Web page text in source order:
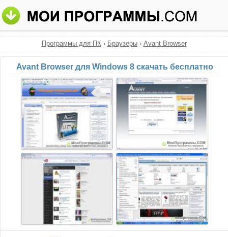
Программы для ПК› Браузеры› Avant Browser
Avant Browser для Windows 8 скачать бесплатно